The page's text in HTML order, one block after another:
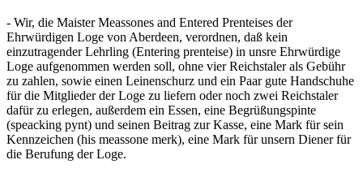
- Wir, die Maister Meassones and Entered Prenteises der
Ehrwürdigen Loge von Aberdeen, verordnen, daß kein
einzutragender Lehrling (Entering prenteise) in unsre Ehrwürdige
Loge aufgenommen werden soll, ohne vier Reichstaler als Gebühr
zu zahlen, sowie einen Leinenschurz und ein Paar gute Handschuhe
für die Mitglieder der Loge zu liefern oder noch zwei Reichstaler
dafür zu erlegen, außerdem ein Essen, eine Begrüßungspinte
(speacking pynt) und seinen Beitrag zur Kasse, eine Mark für sein
Kennzeichen (his meassone merk), eine Mark für unsern Diener für
die Berufung der Loge.